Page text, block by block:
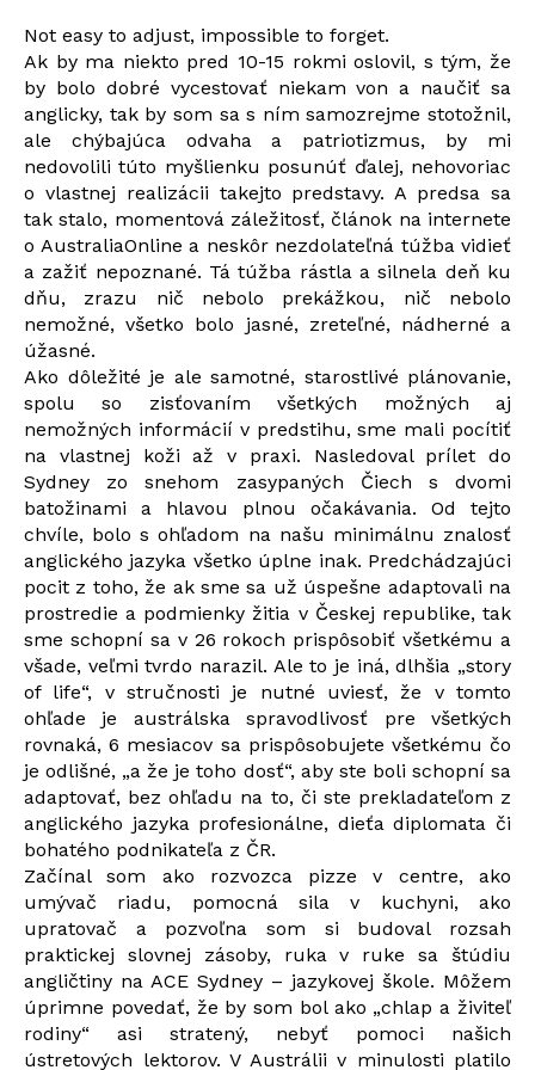
Not easy to adjust, impossible to forget.
Ak by ma niekto pred 10-15 rokmi oslovil, s tým, že
by bolo dobré vycestovať niekam von a naučiť sa
anglicky, tak by som sa s ním samozrejme stotožnil,
ale chýbajúca odvaha a patriotizmus, by mi
nedovolili túto myšlienku posunúť ďalej, nehovoriac
o vlastnej realizácii takejto predstavy. A predsa sa
tak stalo, momentová záležitosť, článok na internete
o AustraliaOnline a neskôr nezdolateľná túžba vidieť
a zažiť nepoznané. Tá túžba rástla a silnela deň ku
dňu, zrazu nič nebolo prekážkou, nič nebolo
nemožné, všetko bolo jasné, zreteľné, nádherné a
úžasné.
Ako dôležité je ale samotné, starostlivé plánovanie,
spolu so zisťovaním všetkých možných aj
nemožných informácií v predstihu, sme mali pocítiť
na vlastnej koži až v praxi. Nasledoval prílet do
Sydney zo snehom zasypaných Čiech s dvomi
batožinami a hlavou plnou očakávania. Od tejto
chvíle, bolo s ohľadom na našu minimálnu znalosť
anglického jazyka všetko úplne inak. Predchádzajúci
pocit z toho, že ak sme sa už úspešne adaptovali na
prostredie a podmienky žitia v Českej republike, tak
sme schopní sa v 26 rokoch prispôsobiť všetkému a
všade, veľmi tvrdo narazil. Ale to je iná, dlhšia „story
of life“, v stručnosti je nutné uviesť, že v tomto
ohľade je austrálska spravodlivosť pre všetkých
rovnaká, 6 mesiacov sa prispôsobujete všetkému čo
je odlišné, „a že je toho dosť“, aby ste boli schopní sa
adaptovať, bez ohľadu na to, či ste prekladateľom z
anglického jazyka profesionálne, dieťa diplomata či
bohatého podnikateľa z ČR.
Začínal som ako rozvozca pizze v centre, ako
umývač riadu, pomocná sila v kuchyni, ako
upratovač a pozvoľna som si budoval rozsah
praktickej slovnej zásoby, ruka v ruke sa štúdiu
angličtiny na ACE Sydney – jazykovej škole. Môžem
úprimne povedať, že by som bol ako „chlap a živiteľ
rodiny“ asi stratený, nebyť pomoci našich
ústretových lektorov. V Austrálii v minulosti platilo